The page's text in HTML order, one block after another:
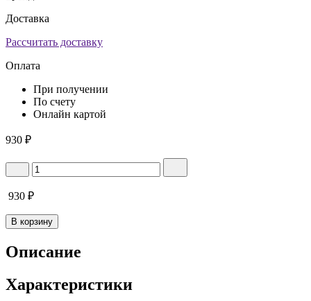
Доставка
Рассчитать доставку
Оплата
При получении
По счету
Онлайн картой
930 ₽
930 ₽
В корзину
Описание
Характеристики